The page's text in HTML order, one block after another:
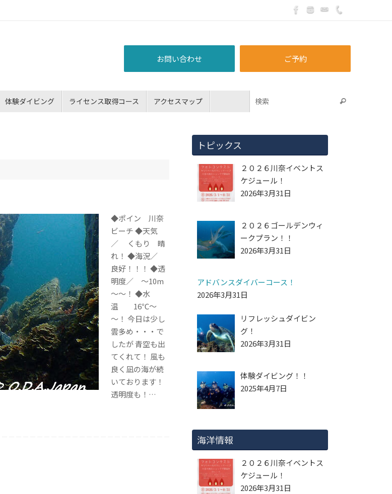
ご予約
お問い合わせ
体験ダイビング ライセンス取得コース アクセスマップ
◆ポイン 川奈
ビーチ ◆天気
／ くもり 晴
れ！ ◆海況／
良好！！！ ◆透
明度／ ～10m
～～！ ◆水
温 16℃～
～！ 今日は少し
雲多め・・・で
したが 青空も出
てくれて！ 風も
良く凪の海が続
いております！
透明度も！…
トピックス
２０２６川奈イベントス
ケジュール！
2026年3月31日
２０２６ゴールデンウィ
ークプラン！！
2026年3月31日
アドバンスダイバーコース！
2026年3月31日
リフレッシュダイビン
グ！
2026年3月31日
体験ダイビング！！
2025年4月7日
海洋情報
２０２６川奈イベントス
ケジュール！
2026年3月31日